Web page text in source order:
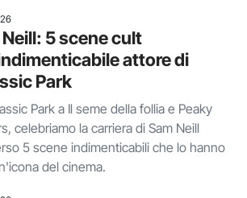
5 scene cult
attore di
Park
Park a Il seme della follia e Peaky
celebriamo la carriera di Sam Neill
5 scene indimenticabili che lo hanno
del cinema.